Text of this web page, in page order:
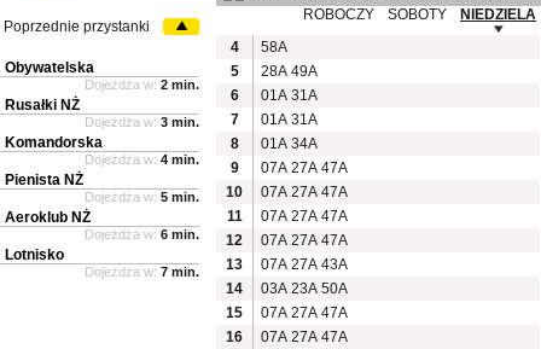
ROBOCZY
SOBOTY
NIEDZIELA
4
58A
5
28A 49A
6
01A 31A
7
01A 31A
8
01A 34A
9
07A 27A 47A
10
07A 27A 47A
11
07A 27A 47A
12
07A 27A 47A
13
07A 27A 43A
14
03A 23A 50A
15
07A 27A 47A
16
07A 27A 47A
Poprzednie przystanki
Obywatelska
Dojeżdża w: 2 min.
Rusałki NŻ
Dojeżdża w: 3 min.
Komandorska
Dojeżdża w: 4 min.
Pienista NŻ
Dojeżdża w: 5 min.
Aeroklub NŻ
Dojeżdża w: 6 min.
Lotnisko
Dojeżdża w: 7 min.